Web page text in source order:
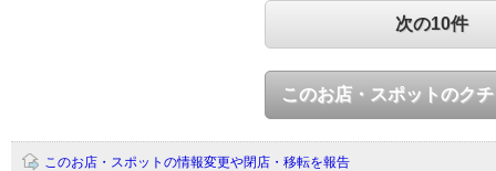
次の10件
このお店・スポットのク
このお店・スポットの情報変更や閉店・移転を報告